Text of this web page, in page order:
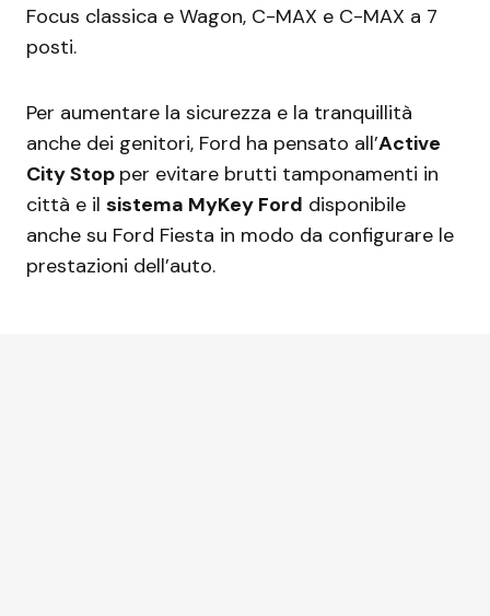
Focus classica e Wagon, C-MAX e C-MAX a 7
posti.
Per aumentare la sicurezza e la tranquillità
anche dei genitori, Ford ha pensato all’Active
City Stop per evitare brutti tamponamenti in
città e il sistema MyKey Ford disponibile
anche su Ford Fiesta in modo da configurare le
prestazioni dell’auto.